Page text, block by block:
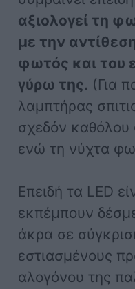
αξιολογεί τη
με την
φωτός και του
γύρω της. (Για
λαμπτήρας
σχεδόν καθόλου
ενώ τη νύχτα
Επειδή τα LED
εκπέμπουν
άκρα σε
εστιασμένους
αλογόνου της